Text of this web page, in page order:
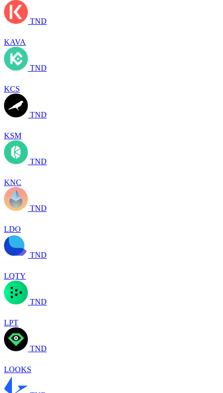
TND
KAVA
TND
KCS
TND
KSM
TND
KNC
TND
LDO
TND
LQTY
TND
LPT
TND
LOOKS